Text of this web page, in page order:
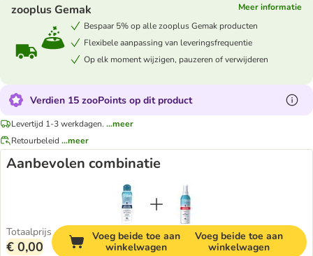
zooplus Gemak
Meer informatie
Bespaar 5% op alle zooplus Gemak producten
Flexibele aanpassing van leveringsfrequentie
Op elk moment wijzigen, pauzeren of verwijderen
Verdien 15 zooPoints op dit product
Levertijd 1-3 werkdagen. ...meer
Retourbeleid ...meer
Aanbevolen combinatie
Totaalprijs
€ 0,00
Voeg beide toe aan
winkelwagen
Voeg beide toe aan
winkelwagen